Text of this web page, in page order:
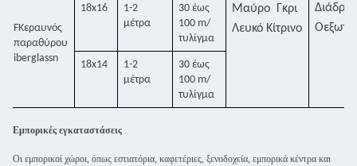
FΚεραυνός
παραθύρου
iberglassn
18x16
1-2
μέτρα
30 έως
100 m/
τυλίγμα
Μαύρο
Γκρι
Λευκό Κίτρινο
Ο
18x14
1-2
μέτρα
30 έως
100 m/
τυλίγμα
Εμπορικές εγκαταστάσεις
Οι εμπορικοί χώροι, όπως εστιατόρια, καφετέριες, ξενοδοχεία, εμπορικά κέντρα και